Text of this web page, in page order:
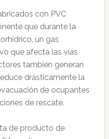
con PVC
que durante la
un gas
que afecta las vías
también generan
drásticamente la
de ocupantes
de rescate.
de producto de